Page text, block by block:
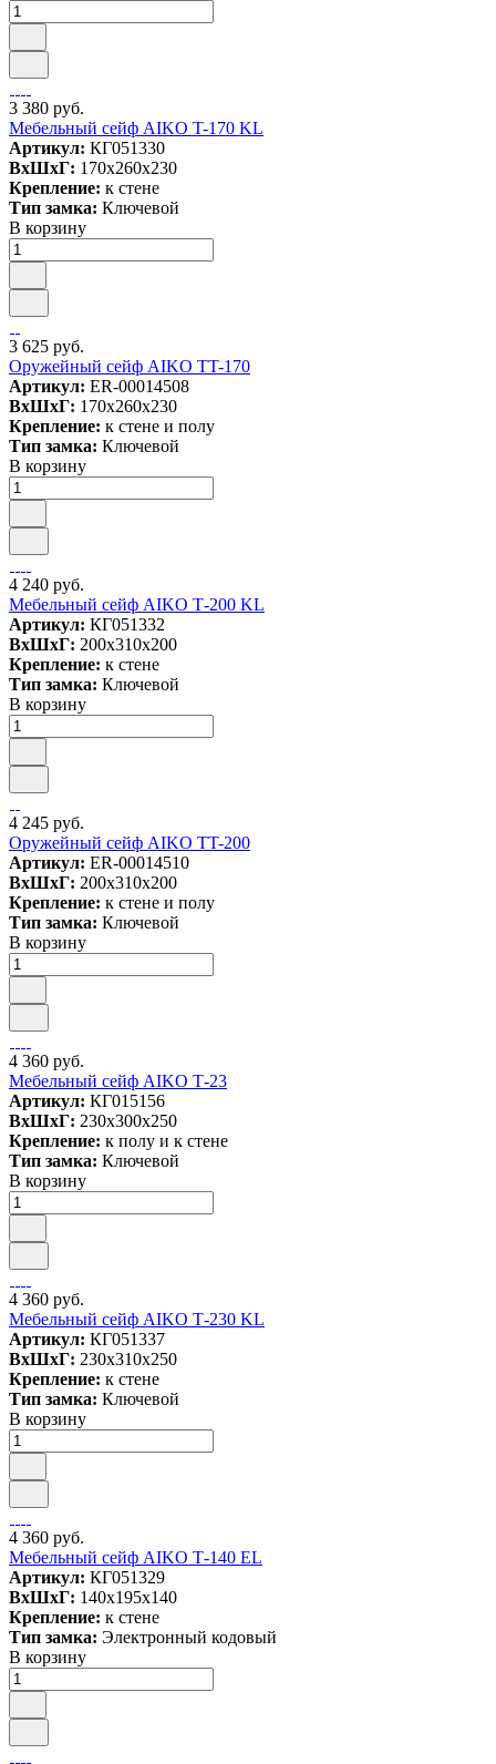
3 380 руб.
Мебельный сейф AIKO T-170 KL
Артикул: КГ051330
ВxШxГ: 170x260x230
Крепление: к стене
Тип замка: Ключевой
В корзину
3 625 руб.
Оружейный сейф AIKO TT-170
Артикул: ER-00014508
ВxШxГ: 170x260x230
Крепление: к стене и полу
Тип замка: Ключевой
В корзину
4 240 руб.
Мебельный сейф AIKO Т-200 KL
Артикул: КГ051332
ВxШxГ: 200x310x200
Крепление: к стене
Тип замка: Ключевой
В корзину
4 245 руб.
Оружейный сейф AIKO TT-200
Артикул: ER-00014510
ВxШxГ: 200x310x200
Крепление: к стене и полу
Тип замка: Ключевой
В корзину
4 360 руб.
Мебельный сейф AIKO Т-23
Артикул: КГ015156
ВxШxГ: 230x300x250
Крепление: к полу и к стене
Тип замка: Ключевой
В корзину
4 360 руб.
Мебельный сейф AIKO Т-230 KL
Артикул: КГ051337
ВxШxГ: 230x310x250
Крепление: к стене
Тип замка: Ключевой
В корзину
4 360 руб.
Мебельный сейф AIKO Т-140 EL
Артикул: КГ051329
ВxШxГ: 140x195x140
Крепление: к стене
Тип замка: Электронный кодовый
В корзину